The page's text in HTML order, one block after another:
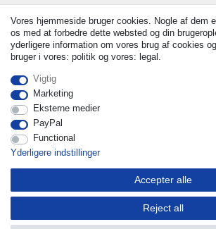
Vores hjemmeside bruger cookies. Nogle af dem
os med at forbedre dette websted og din
yderligere information om vores brug af cookies
bruger i vores: politik og vores: legal.
Vigtig
Marketing
Eksterne medier
PayPal
Functional
Yderligere indstillinger
Accepter alle
Reject all
Withdraw from contract here